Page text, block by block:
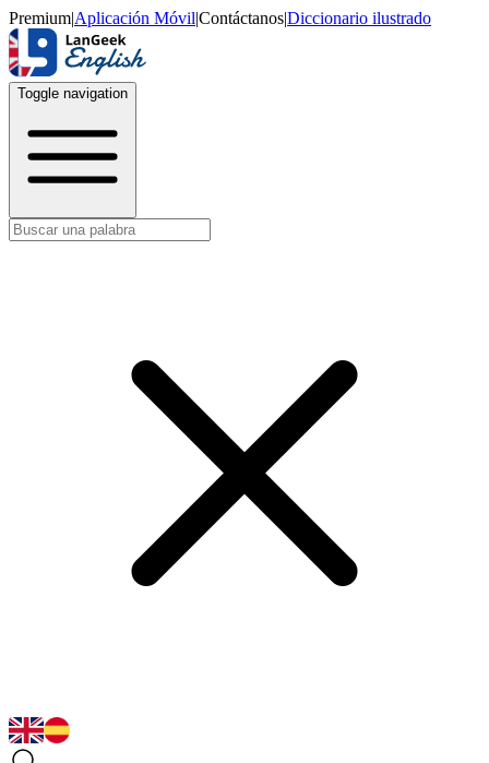
Premium|Aplicación Móvil|Contáctanos|Diccionario ilustrado
Toggle navigation